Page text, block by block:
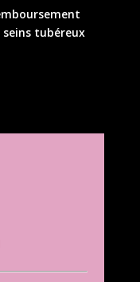
seins tubéreux